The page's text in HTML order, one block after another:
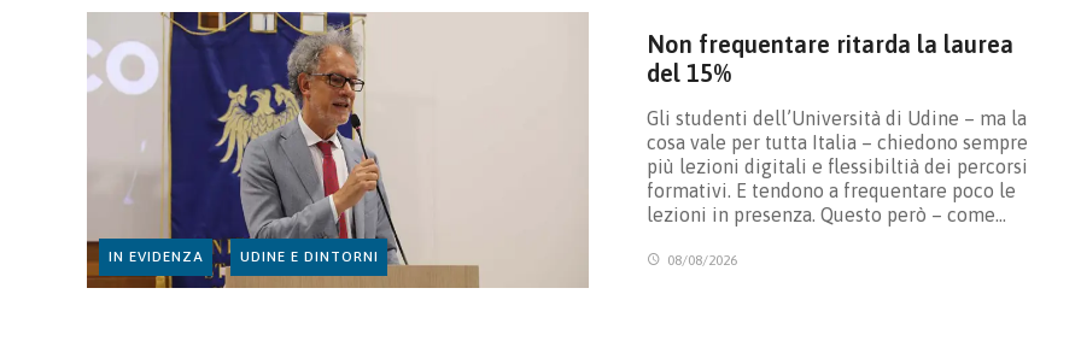
IN EVIDENZA UDINE E DINTORNI
Non frequentare ritarda la laurea
del 15%
Gli studenti dell’Università di Udine – ma la
cosa vale per tutta Italia – chiedono sempre
più lezioni digitali e flessibiltià dei percorsi
formativi. E tendono a frequentare poco le
lezioni in presenza. Questo però – come…
08/08/2026